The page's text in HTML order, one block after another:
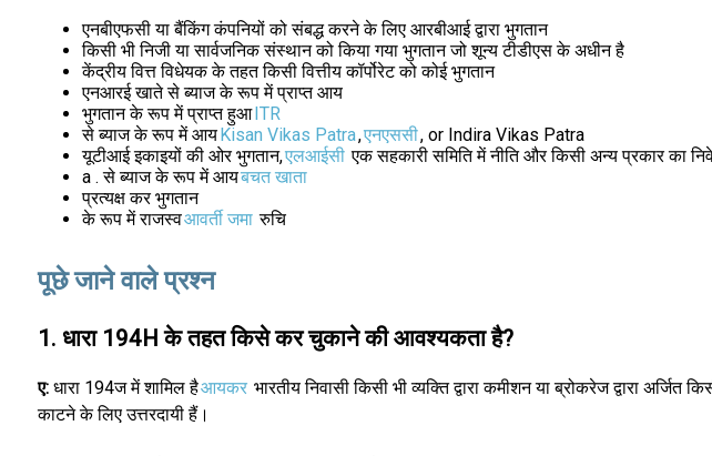
एनबीएफसी या बैंकिंग कंपनियों को संबद्ध करने के लिए आरबीआई द्वारा भुगतान
किसी भी निजी या सार्वजनिक संस्थान को किया गया भुगतान जो शून्य टीडीएस के अधीन है
केंद्रीय वित्त विधेयक के तहत किसी वित्तीय कॉर्पोरेट को कोई भुगतान
एनआरई खाते से ब्याज के रूप में प्राप्त आय
भुगतान के रूप में प्राप्त हुआ ITR
से ब्याज के रूप में आय Kisan Vikas Patra,एनएससी, or Indira Vikas Patra
यूटीआई इकाइयों की ओर भुगतान,एलआईसी एक सहकारी समिति में नीति और किसी अन्य प्रकार का
a . से ब्याज के रूप में आयबचत खाता
प्रत्यक्ष कर भुगतान
के रूप में राजस्वआवर्ती जमा रुचि
पूछे जाने वाले प्रश्न
1. धारा 194H के तहत किसे कर चुकाने की आवश्यकता है?
ए:धारा 194ज में शामिल हैआयकर भारतीय निवासी किसी भी व्यक्ति द्वारा कमीशन या ब्रोकरेज द्वारा
काटने के लिए उत्तरदायी हैं।